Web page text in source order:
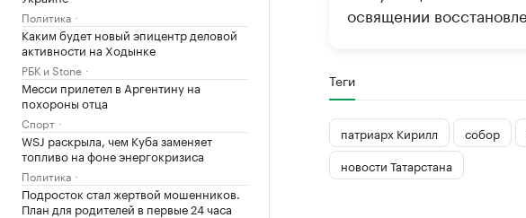
Политика
Каким будет новый эпицентр деловой
активности на Ходынке
РБК и Stone
Месси прилетел в Аргентину на
похороны отца
Спорт
WSJ раскрыла, чем Куба заменяет
топливо на фоне энергокризиса
Политика
Подросток стал жертвой мошенников.
План для родителей в первые 24 часа
освящении
Теги
патриарх Кирилл собор
новости Татарстана